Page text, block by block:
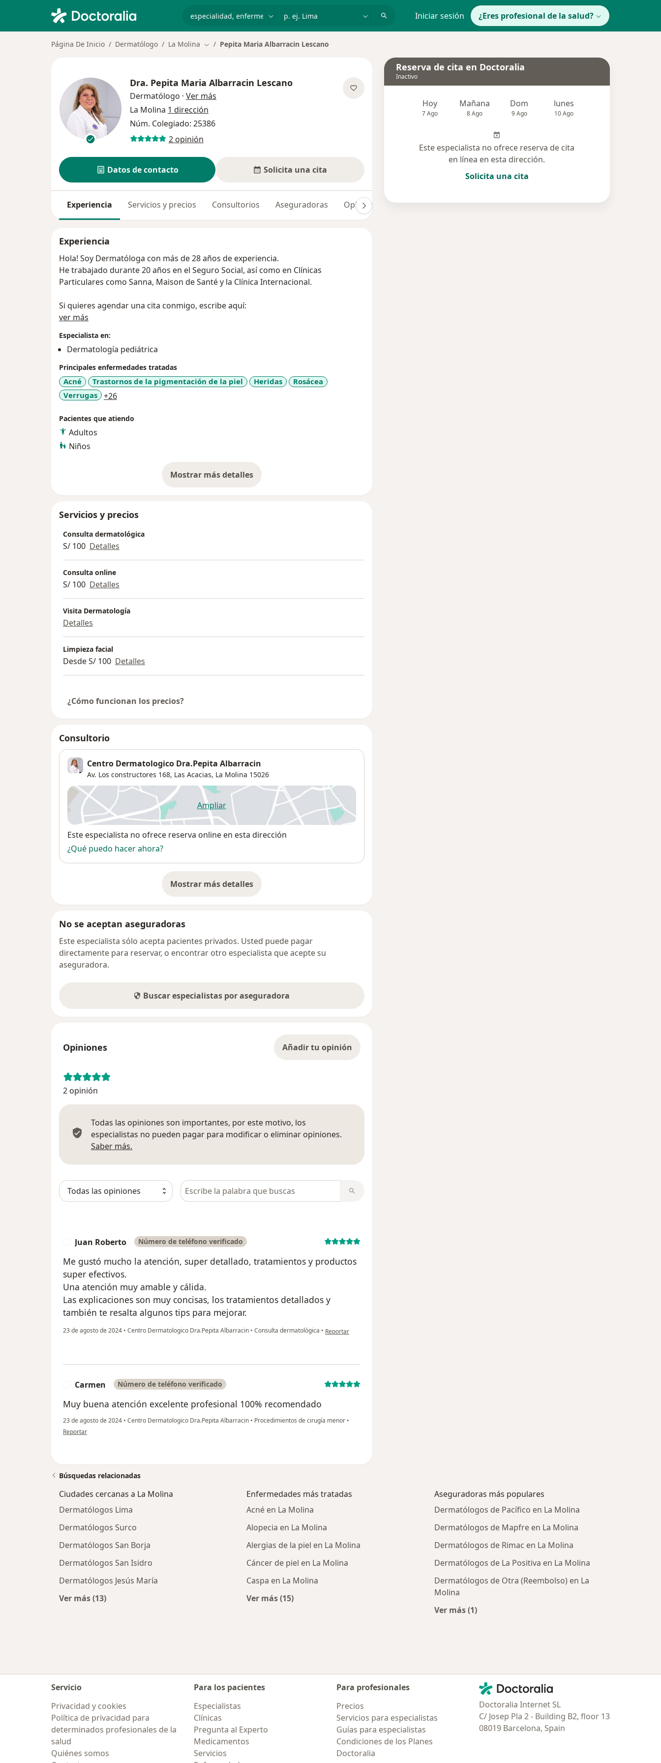
Iniciar sesión ¿Eres profesional de la salud?
Página De Inicio Dermatólogo La Molina Cambiar de ciudad
Pepita Maria Albarracin Lescano
Dra. Pepita Maria Albarracin Lescano
Dermatólogo · Ver más
La Molina 1 dirección
Núm. Colegiado: 25386
2 opinión
Datos de contacto Solicita una cita
Experiencia Servicios y precios Consultorios Aseguradoras Opiniones (2)
Experiencia
Hola! Soy Dermatóloga con más de 28 años de experiencia.
He trabajado durante 20 años en el Seguro Social, así como en Clínicas
Particulares como Sanna, Maison de Santé y la Clínica Internacional.
Si quieres agendar una cita conmigo, escribe aquí:
ver más
Especialista en:
Dermatología pediátrica
Principales enfermedades tratadas
Acné Trastornos de la pigmentación de la piel Heridas
Rosácea
Verrugas
+26a11y_sr_more_diseases
Pacientes que atiendo
Adultos
Niños
Mostrar más detalles
sobre la experiencia
Servicios y precios
Consulta dermatológica
S/ 100 Detalles
Consulta online
S/ 100 Detalles
Visita Dermatología
Detalles
Limpieza facial
Desde S/ 100 Detalles
¿Cómo funcionan los precios?
Consultorio
Centro Dermatologico Dra.Pepita Albarracin
Av. Los constructores 168, Las Acacias, La Molina 15026
Ampliarse abre en una nueva pestaña
Disponibilidad
Este especialista no ofrece reserva online en esta dirección
¿Qué puedo hacer ahora?
Mostrar más detalles
sobre la dirección
No se aceptan aseguradoras
Este especialista sólo acepta pacientes privados. Usted puede pagar
directamente para reservar, o encontrar otro especialista que acepte su
aseguradora.
Buscar especialistas por aseguradora
Opiniones Añadir tu opinión
2 opinión
Todas las opiniones son importantes, por este motivo, los
especialistas no pueden pagar para modificar o eliminar opiniones.
Saber más.
Busca en opiniones
Juan Roberto Número de teléfono verificado
Me gustó mucho la atención, super detallado, tratamientos y productos
super efectivos.
Una atención muy amable y cálida.
Las explicaciones son muy concisas, los tratamientos detallados y
también te resalta algunos tips para mejorar.
23 de agosto de 2024 • Centro Dermatologico Dra.Pepita Albarracin • Consulta dermatológica • en opinión del usuario Juan Roberto
Reportar
Carmen Número de teléfono verificado
Muy buena atención excelente profesional 100% recomendado
23 de agosto de 2024 • Centro Dermatologico Dra.Pepita Albarracin • Procedimientos de cirugía menor •
en opinión del usuario Carmen
Reportar
Reserva de cita en Doctoralia
Inactivo
Hoy
7 Ago
Mañana
8 Ago
Dom
9 Ago
lunes
10 Ago
Este especialista no ofrece reserva de cita
en línea en esta dirección.
Solicita una cita
Búsquedas relacionadas
Ciudades cercanas a La Molina
Dermatólogos Lima
Dermatólogos Surco
Dermatólogos San Borja
Dermatólogos San Isidro
Dermatólogos Jesús María
Ver más (13)
Enfermedades más tratadas
Acné en La Molina
Alopecia en La Molina
Alergias de la piel en La Molina
Cáncer de piel en La Molina
Caspa en La Molina
Ver más (15)
Más en esta categoría: Enfermedades más tratadas
Aseguradoras más populares
Dermatólogos de Pacífico en La Molina
Dermatólogos de Mapfre en La Molina
Dermatólogos de Rimac en La Molina
Dermatólogos de La Positiva en La Molina
Dermatólogos de Otra (Reembolso) en La
Molina
Ver más (1)
Servicio
Privacidad y cookies
Política de privacidad para
determinados profesionales de la
salud
Quiénes somos
Para los pacientes
Especialistas
Clínicas
Pregunta al Experto
Medicamentos
Servicios
Para profesionales
Precios
Servicios para especialistas
Guías para especialistas
Condiciones de los Planes
Doctoralia
Contacto
Doctoralia - Página de inicio
Doctoralia Internet SL
C/ Josep Pla 2 - Building B2, floor 13
08019 Barcelona, Spain